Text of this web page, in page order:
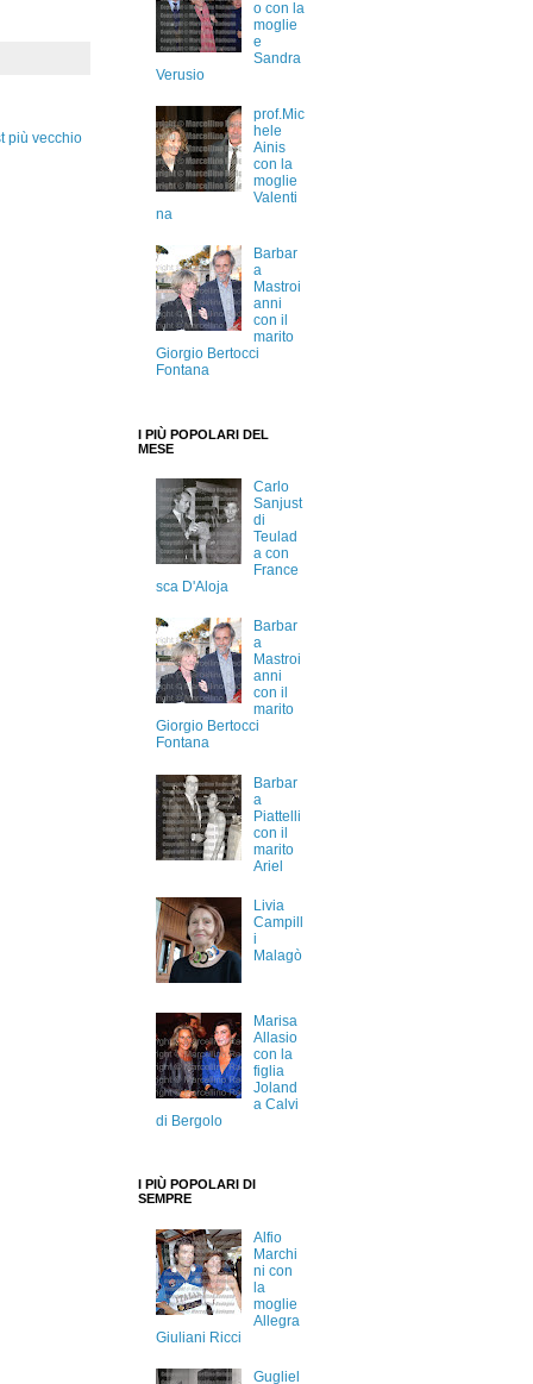
più vecchio
o con la
moglie
e
Sandra
Verusio
prof.Mic
hele
Ainis
con la
moglie
Valenti
na
Barbar
a
Mastroi
anni
con il
marito
Giorgio Bertocci
Fontana
I PIÙ POPOLARI DEL
MESE
Carlo
Sanjust
di
Teulad
a con
France
sca D'Aloja
Barbar
a
Mastroi
anni
con il
marito
Giorgio Bertocci
Fontana
Barbar
a
Piattelli
con il
marito
Ariel
Livia
Campill
i
Malagò
Marisa
Allasio
con la
figlia
Joland
a Calvi
di Bergolo
I PIÙ POPOLARI DI
SEMPRE
Alfio
Marchi
ni con
la
moglie
Allegra
Giuliani Ricci
Gugliel